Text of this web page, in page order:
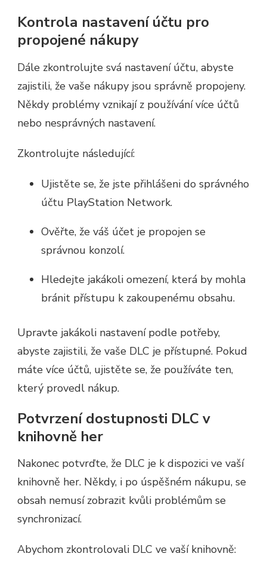
Kontrola nastavení účtu pro
propojené nákupy
Dále zkontrolujte svá nastavení účtu, abyste
zajistili, že vaše nákupy jsou správně propojeny.
Někdy problémy vznikají z používání více účtů
nebo nesprávných nastavení.
Zkontrolujte následující:
Ujistěte se, že jste přihlášeni do správného
účtu PlayStation Network.
Ověřte, že váš účet je propojen se
správnou konzolí.
Hledejte jakákoli omezení, která by mohla
bránit přístupu k zakoupenému obsahu.
Upravte jakákoli nastavení podle potřeby,
abyste zajistili, že vaše DLC je přístupné. Pokud
máte více účtů, ujistěte se, že používáte ten,
který provedl nákup.
Potvrzení dostupnosti DLC v
knihovně her
Nakonec potvrďte, že DLC je k dispozici ve vaší
knihovně her. Někdy, i po úspěšném nákupu, se
obsah nemusí zobrazit kvůli problémům se
synchronizací.
Abychom zkontrolovali DLC ve vaší knihovně: